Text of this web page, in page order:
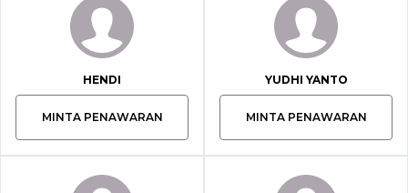
HENDI
MINTA PENAWARAN
YUDHI YANTO
MINTA PENAWARAN